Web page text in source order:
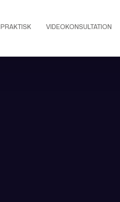
PRAKTISK VIDEOKONSULTATION